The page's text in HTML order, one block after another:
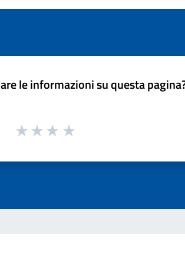
le informazioni su questa